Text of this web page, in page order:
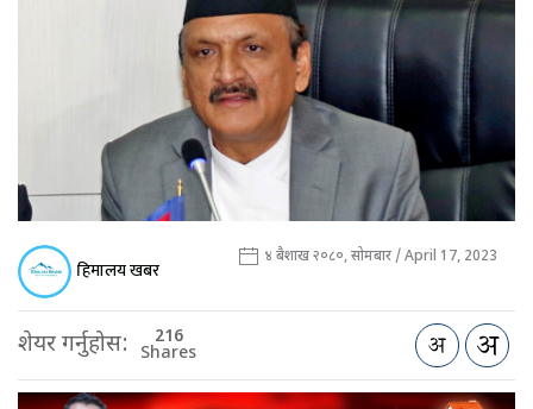
हिमालय खबर ४ बैशाख २०८०, सोमबार / April 17, 2023
शेयर गर्नुहोस: 216
Shares